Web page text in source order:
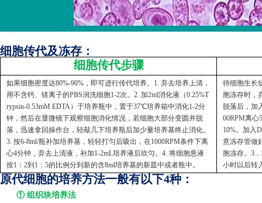
细胞传代及冻存：
细胞传代步骤
如果细胞密度达80%-90%，即可进行传代培养。1. 弃去培养上清，
用不含钙、镁离子的PBS润洗细胞1-2次。2. 加2ml消化液（0.25%T
rypsin-0.53mM EDTA）于培养瓶中，置于37℃培养箱中消化1-2分
钟，然后在显微镜下观察细胞消化情况，若细胞大部分变圆并脱
落，迅速拿回操作台，轻敲几下培养瓶后加少量培养基终止消化。
3. 按6-8ml/瓶补加培养基，轻轻打匀后吸出，在1000RPM条件下离
心4分钟，弃去上清液，补加1-2mL培养液后吹匀。4. 将细胞悬液
按1：2到1：5的比例分到新的含8ml培养基的新皿中或者瓶中。
待细胞生长
胞冻存时，
脱落后，加
00RPM离心
10%。加入
意冻存管做
胞冻存。3
小时以后转
原代细胞的培养方法一般有以下4种：
① 组织块培养法